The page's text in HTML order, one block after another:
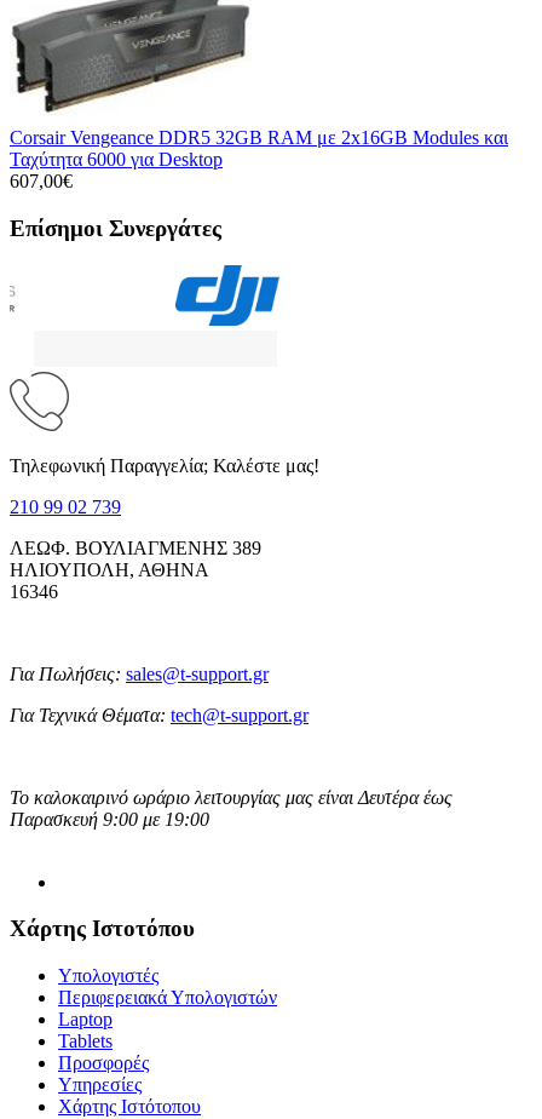
Corsair Vengeance DDR5 32GB RAM με 2x16GB Modules και
Ταχύτητα 6000 για Desktop
607,00€
Επίσημοι Συνεργάτες
Τηλεφωνική Παραγγελία; Καλέστε μας!
210 99 02 739
ΛΕΩΦ. ΒΟΥΛΙΑΓΜΕΝΗΣ 389
ΗΛΙΟΥΠΟΛΗ, ΑΘΗΝΑ
16346
Για Πωλήσεις: sales@t-support.gr
Για Τεχνικά Θέματα: tech@t-support.gr
Το καλοκαιρινό ωράριο λειτουργίας μας είναι Δευτέρα έως
Παρασκευή 9:00 με 19:00
Χάρτης Ιστοτόπου
Υπολογιστές
Περιφερειακά Υπολογιστών
Laptop
Tablets
Προσφορές
Υπηρεσίες
Χάρτης Ιστότοπου